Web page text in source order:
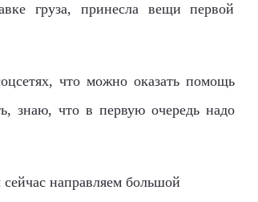
груза, принесла вещи первой
что можно оказать помощь
знаю, что в первую очередь надо
направляем большой